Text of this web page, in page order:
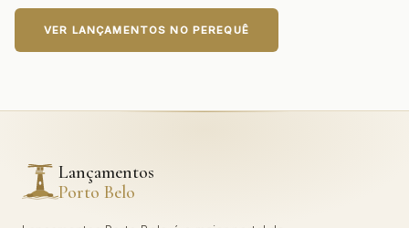
VER LANÇAMENTOS NO PEREQUÊ
Lançamentos
Porto Belo